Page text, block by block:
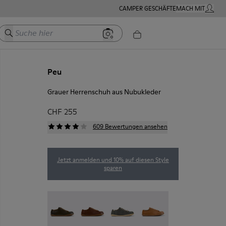
CAMPER GESCHÄFTEMACH MITMEIN
Suche hier
Peu
Grauer Herrenschuh aus Nubukleder
CHF 255
609 Bewertungen ansehen
Jetzt anmelden und 10% auf diesen Style
sparen